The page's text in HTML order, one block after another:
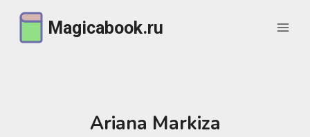
содержимому
Magicabook.ru
Ariana Markiza